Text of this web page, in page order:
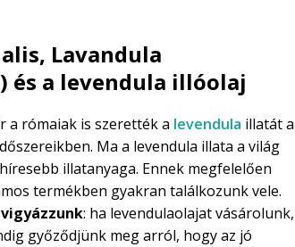
Lavandula
és a levendula illóolaj
a rómaiak is szerették a levendula illatát a
Ma a levendula illata a világ
illatanyaga. Ennek megfelelően
termékben gyakran találkozunk vele.
vigyázzunk: ha levendulaolajat vásárolunk,
győződjünk meg arról, hogy az jó